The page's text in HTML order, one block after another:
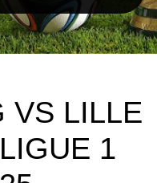
VS LILLE
1